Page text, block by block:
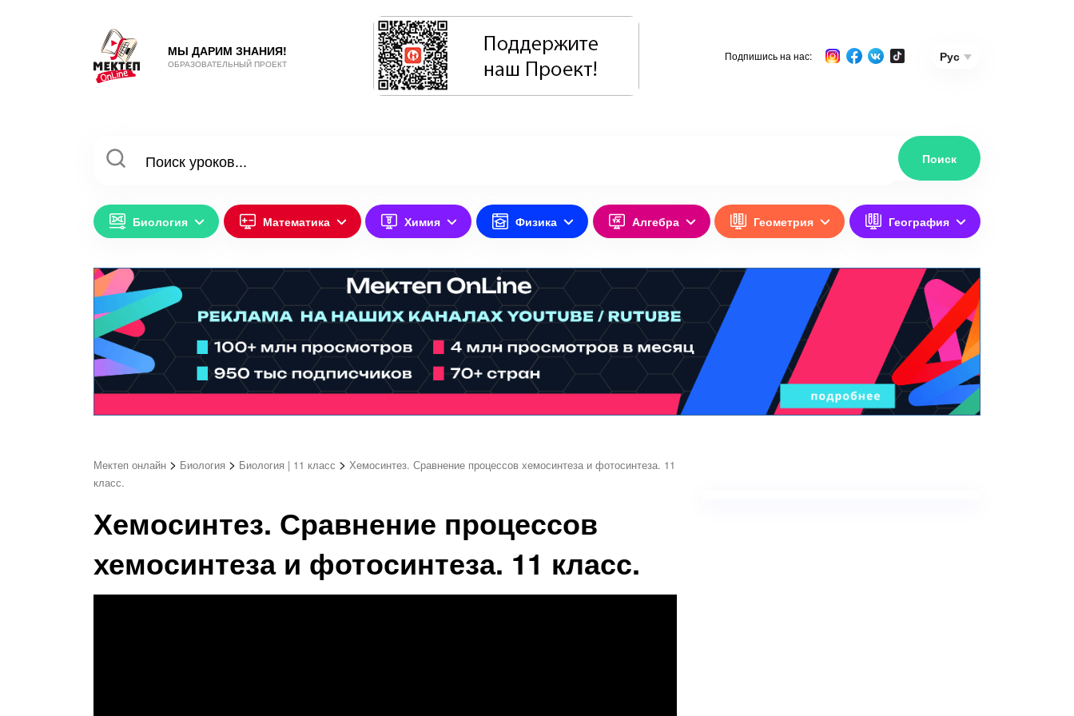
МЫ ДАРИМ ЗНАНИЯ!
ОБРАЗОВАТЕЛЬНЫЙ ПРОЕКТ
Подпишись на нас: Рус
Биология Математика Химия Физика Алгебра Геометрия География
Мектеп онлайн > Биология > Биология | 11 класс > Хемосинтез. Сравнение процессов хемосинтеза и фотосинтеза. 11
класс.
Хемосинтез. Сравнение процессов
хемосинтеза и фотосинтеза. 11 класс.